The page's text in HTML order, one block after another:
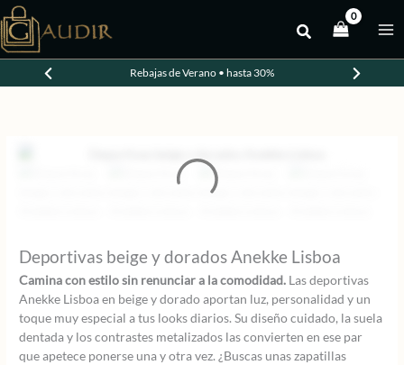
al
contenido
Rebajas de Verano • hasta 30%
-20%
Deportivas beige y dorados Anekke Lisboa
Camina con estilo sin renunciar a la comodidad. Las deportivas
Anekke Lisboa en beige y dorado aportan luz, personalidad y un
toque muy especial a tus looks diarios. Su diseño cuidado, la suela
dentada y los contrastes metalizados las convierten en ese par
que apetece ponerse una y otra vez. ¿Buscas unas zapatillas